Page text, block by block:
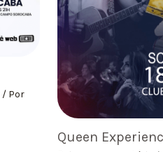
/ Por
Queen